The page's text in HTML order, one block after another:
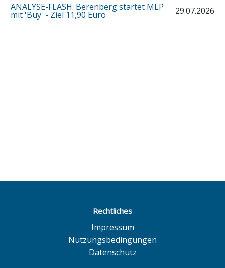
ANALYSE-FLASH: Berenberg startet MLP
mit 'Buy' - Ziel 11,90 Euro 29.07.2026
Rechtliches
Impressum
Nutzungsbedingungen
Datenschutz